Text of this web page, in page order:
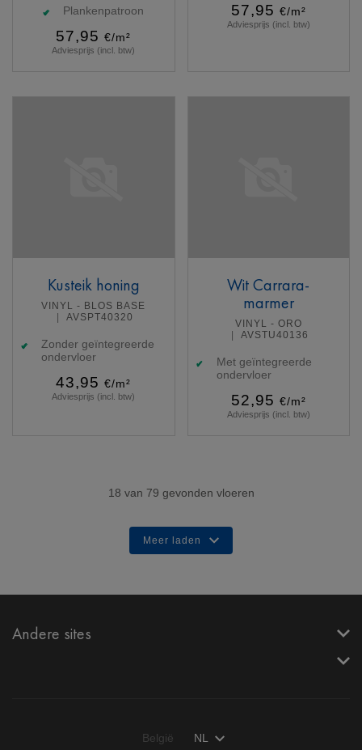
Plankenpatroon
57,95 €/m²
Adviesprijs (incl. btw)
57,95 €/m²
Adviesprijs (incl. btw)
Kusteik honing
VINYL - BLOS BASE
AVSPT40320
Zonder geïntegreerde
ondervloer
43,95 €/m²
Adviesprijs (incl. btw)
Wit Carrara-
marmer
VINYL - ORO
AVSTU40136
Met geïntegreerde
ondervloer
52,95 €/m²
Adviesprijs (incl. btw)
18 van 79 gevonden vloeren
Meer laden
Andere sites
België NL